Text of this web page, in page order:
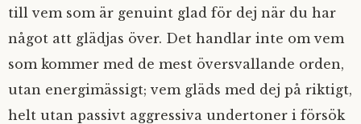
till vem som är genuint glad för dej när du har
något att glädjas över. Det handlar inte om vem
som kommer med de mest översvallande orden,
utan energimässigt; vem gläds med dej på riktigt,
helt utan passivt aggressiva undertoner i försök